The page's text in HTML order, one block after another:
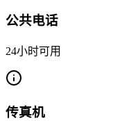
公共电话
24小时可用
传真机